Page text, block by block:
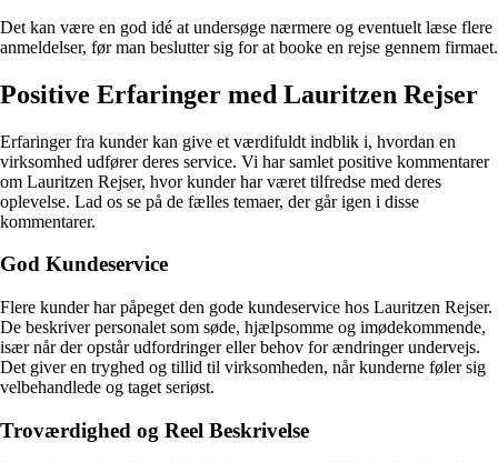
Det kan være en god idé at undersøge nærmere og eventuelt læse flere
anmeldelser, før man beslutter sig for at booke en rejse gennem firmaet.
Positive Erfaringer med Lauritzen Rejser
Erfaringer fra kunder kan give et værdifuldt indblik i, hvordan en
virksomhed udfører deres service. Vi har samlet positive kommentarer
om Lauritzen Rejser, hvor kunder har været tilfredse med deres
oplevelse. Lad os se på de fælles temaer, der går igen i disse
kommentarer.
God Kundeservice
Flere kunder har påpeget den gode kundeservice hos Lauritzen Rejser.
De beskriver personalet som søde, hjælpsomme og imødekommende,
især når der opstår udfordringer eller behov for ændringer undervejs.
Det giver en tryghed og tillid til virksomheden, når kunderne føler sig
velbehandlede og taget seriøst.
Troværdighed og Reel Beskrivelse